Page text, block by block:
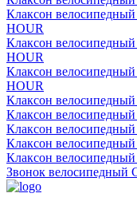
Клаксон
HOUR
Клаксон
HOUR
Клаксон
HOUR
Клаксон
Клаксон
Клаксон
Клаксон
Клаксон
Звонок велосипедный